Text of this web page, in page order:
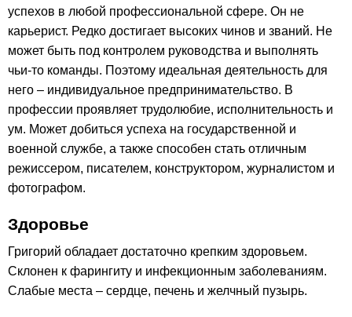
успехов в любой профессиональной сфере. Он не
карьерист. Редко достигает высоких чинов и званий. Не
может быть под контролем руководства и выполнять
чьи-то команды. Поэтому идеальная деятельность для
него – индивидуальное предпринимательство. В
профессии проявляет трудолюбие, исполнительность и
ум. Может добиться успеха на государственной и
военной службе, а также способен стать отличным
режиссером, писателем, конструктором, журналистом и
фотографом.
Здоровье
Григорий обладает достаточно крепким здоровьем.
Склонен к фарингиту и инфекционным заболеваниям.
Слабые места – сердце, печень и желчный пузырь.